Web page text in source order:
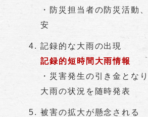
・防災担当者の防災活動
安
記録的な大雨の出現
記録的短時間大雨情報
・災害発生の引き金とな
大雨の状況を随時発表
被害の拡大が懸念される